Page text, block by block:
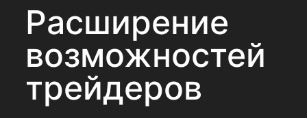
Расширение
возможностей
трейдеров